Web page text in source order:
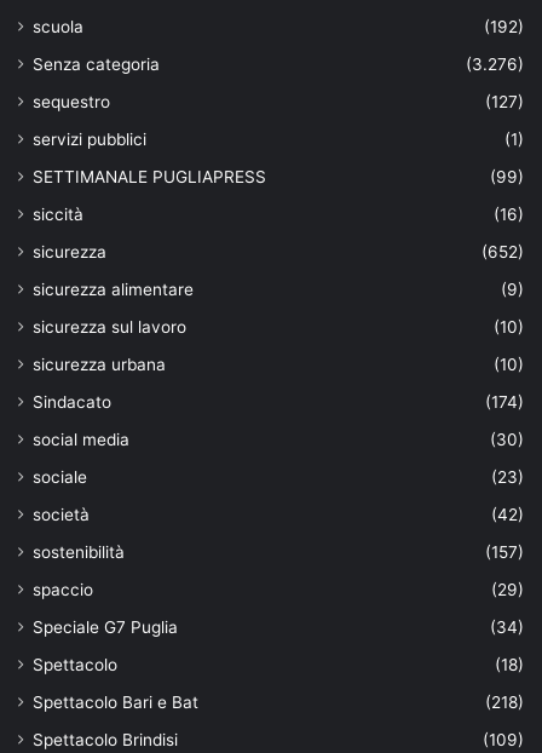
scuola
(192)
Senza categoria
(3.276)
sequestro
(127)
servizi pubblici
(1)
SETTIMANALE PUGLIAPRESS
(99)
siccità
(16)
sicurezza
(652)
sicurezza alimentare
(9)
sicurezza sul lavoro
(10)
sicurezza urbana
(10)
Sindacato
(174)
social media
(30)
sociale
(23)
società
(42)
sostenibilità
(157)
spaccio
(29)
Speciale G7 Puglia
(34)
Spettacolo
(18)
Spettacolo Bari e Bat
(218)
Spettacolo Brindisi
(109)